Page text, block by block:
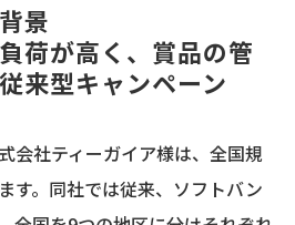
景
荷が高く、賞品の管
来型キャンペーン
会社ティーガイア様は、全国規
す。同社では従来、ソフトバン